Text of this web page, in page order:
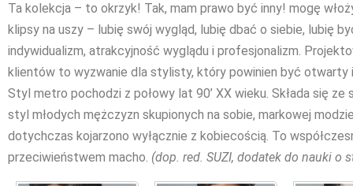
Ta kolekcja – to okrzyk! Tak, mam prawo być inny! mogę
klipsy na uszy – lubię swój wygląd, lubię dbać o siebie, lubię
indywidualizm, atrakcyjność wyglądu i profesjonalizm.
klientów to wyzwanie dla stylisty, który powinien być otwarty
Styl metro pochodzi z połowy lat 90’ XX wieku. Składa się
styl młodych mężczyzn skupionych na sobie, markowej
dotychczas kojarzono wyłącznie z kobiecością. To
przeciwieństwem macho. (dop. red. SUZI, dodatek do nauki o